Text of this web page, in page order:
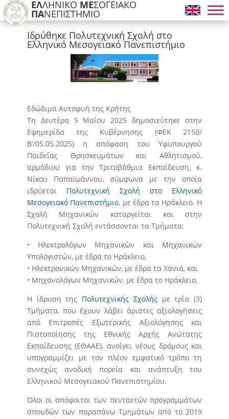
ΕΛΛΗΝΙΚΟ ΜΕΣΟΓΕΙΑΚΟ
ΠΑΝΕΠΙΣΤΗΜΙΟ
Ιδρύθηκε Πολυτεχνική Σχολή στο
Ελληνικό Μεσογειακό Πανεπιστήμιο
Εδώδιμα Αυτοφυή της Κρήτης​
Τη Δευτέρα 5 Μαΐου 2025 δημοσιεύτηκε στην
Εφημερίδα της Κυβέρνησης (ΦΕΚ 2150/
Β’/05.05.2025) η απόφαση του Υφυπουργού
Παιδείας Θρησκευμάτων και Αθλητισμού,
αρμόδιου για την Τριτοβάθμια Εκπαίδευση, κ.
Νίκου Παπαϊωάννου, σύμφωνα με την οποία
ιδρύεταιΠολυτεχνική Σχολή στο Ελληνικό
Μεσογειακό Πανεπιστήμιο, με έδρα το Ηράκλειο. Η
Σχολή Μηχανικών καταργείται και στην
Πολυτεχνική Σχολή εντάσσονται τα Τμήματα:
• Ηλεκτρολόγων Μηχανικών και Μηχανικών
Υπολογιστών, με έδρα το Ηράκλειο,
• Ηλεκτρονικών Μηχανικών, με έδρα τα Χανιά, και
• Μηχανολόγων Μηχανικών, με έδρα το Ηράκλειο.
Η ίδρυση της Πολυτεχνικής Σχολήςμε τρία (3)
Τμήματα, που έχουν λάβει άριστες αξιολογήσεις
από Επιτροπές Εξωτερικής Αξιολόγησης και
Πιστοποίησης της Εθνικής Αρχής Ανώτατης
Εκπαίδευσης (ΕΘΑΑΕ), ανοίγει νέους δρόμους και
υπογραμμίζει με τον πλέον εμφατικό τρόπο τη
συνεχώς ανοδική πορεία και ανάπτυξη του
Ελληνικού Μεσογειακού Πανεπιστημίου.
Όλοι οι απόφοιτοι των πενταετών προγραμμάτων
σπουδών των παραπάνω Τμημάτων από το 2019